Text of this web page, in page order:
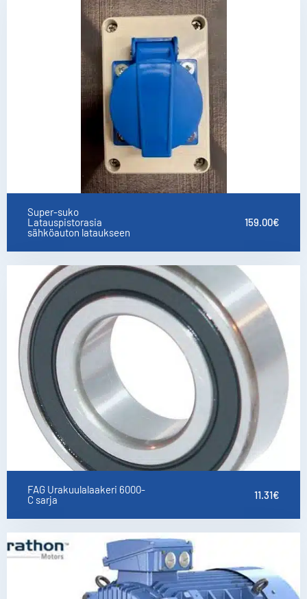
Super-suko
Latauspistorasia
sähköauton lataukseen
159.00€
FAG Urakuulalaakeri 6000-
C sarja
11.31€